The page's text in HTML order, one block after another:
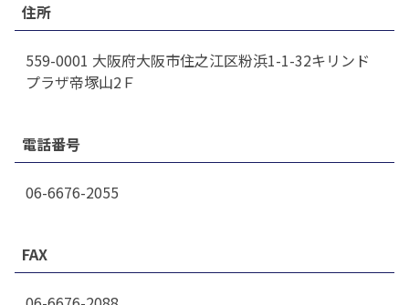
住所
559-0001 大阪府大阪市住之江区粉浜1-1-32キリンド
プラザ帝塚山2Ｆ
電話番号
06-6676-2055
FAX